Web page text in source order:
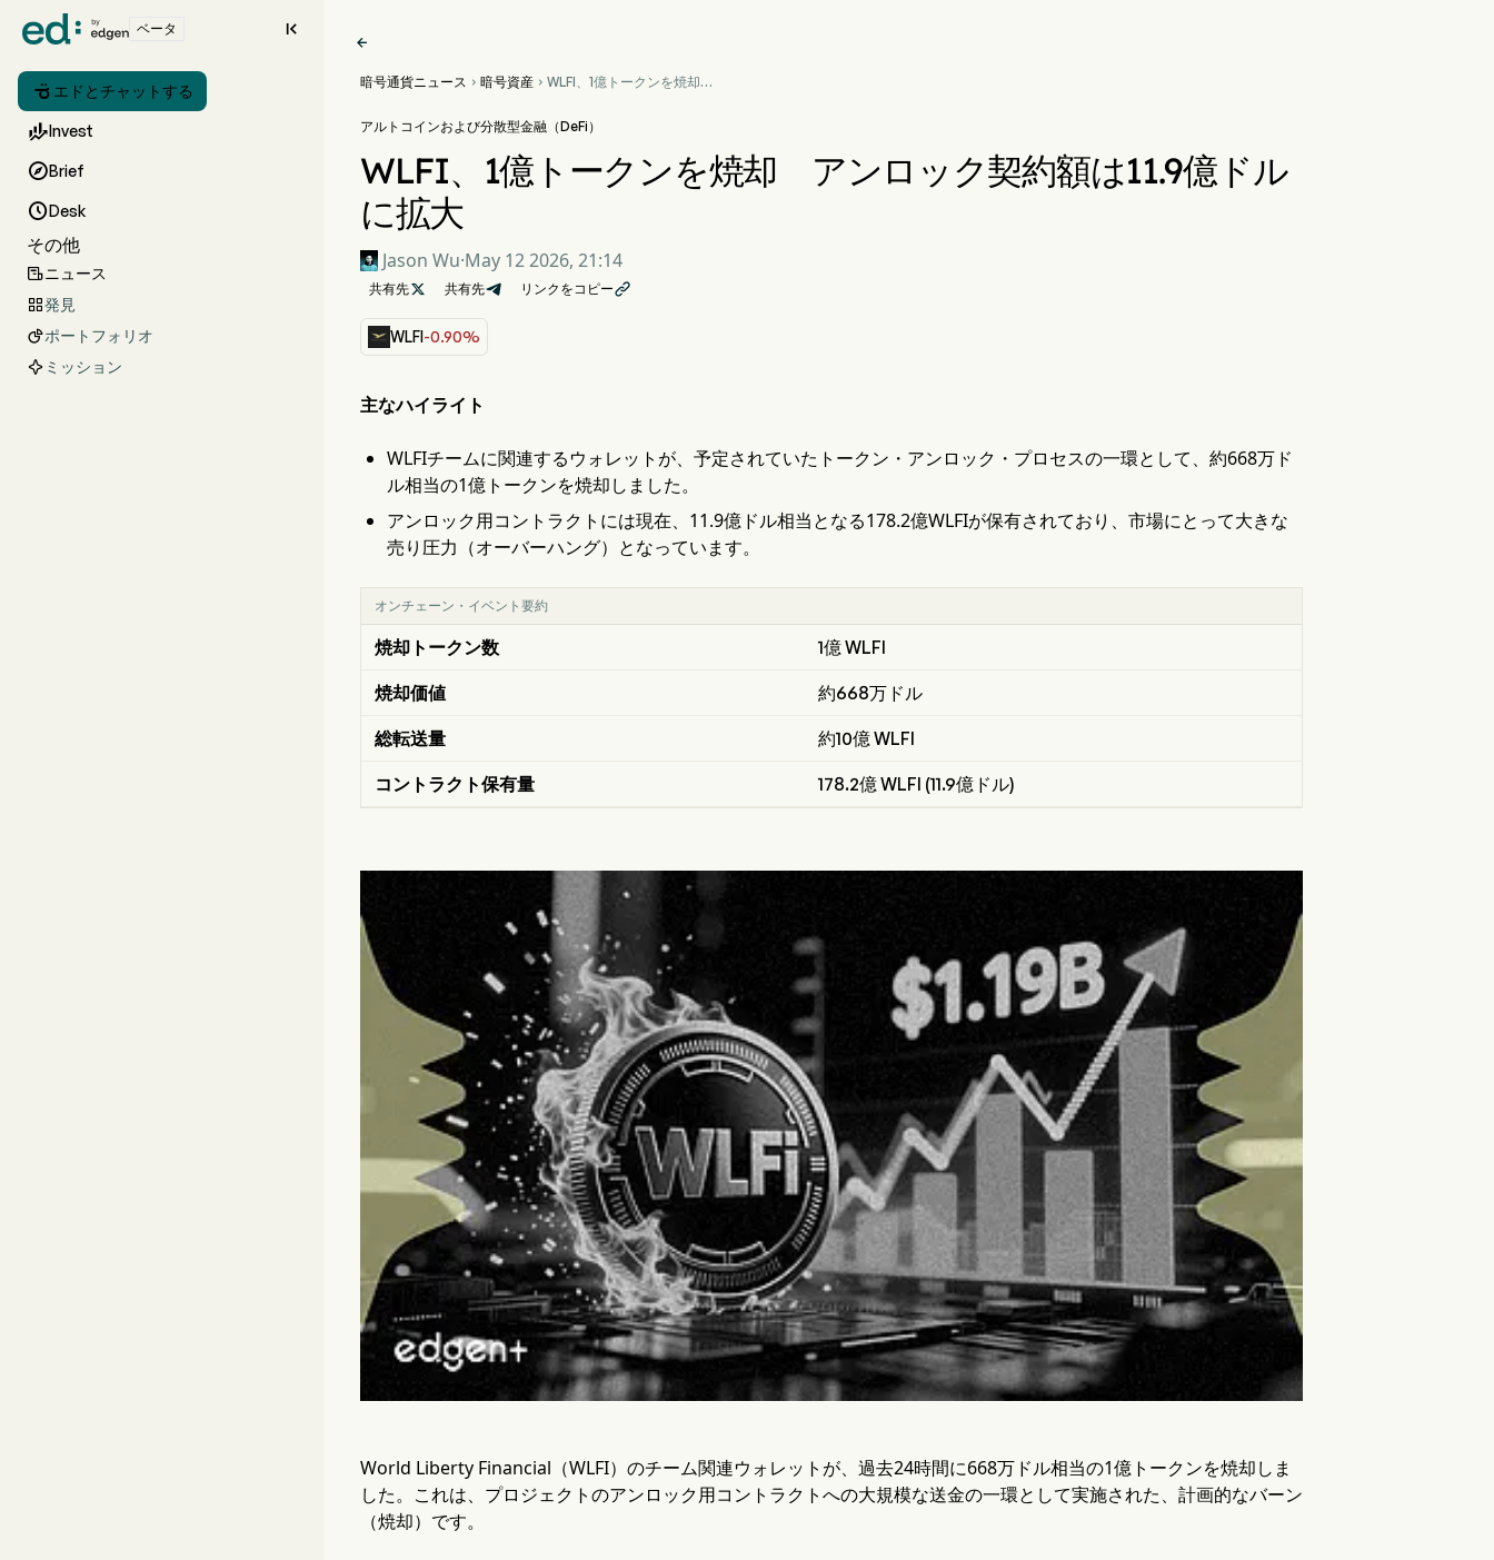
ベータ 
 エドとチャットする
Invest
Brief
Desk
その他
ニュース
発見
ポートフォリオ
ミッション

暗号通貨ニュース  暗号資産  WLFI、1億トークンを焼却
ルに拡大
アルトコインおよび分散型金融（DeFi）
WLFI、1億トークンを焼却 アンロック契約額は11.9億ドル
に拡大
Jason Wu·May 12 2026, 21:14
共有先 共有先 リンクをコピー
WLFI-0.90%
主なハイライト
WLFIチームに関連するウォレットが、予定されていたトークン・アンロック・プロセスの一環として、約668万ド
ル相当の1億トークンを焼却しました。
アンロック用コントラクトには現在、11.9億ドル相当となる178.2億WLFIが保有されており、市場にとって大きな
売り圧力（オーバーハング）となっています。
オンチェーン・イベント要約
焼却トークン数 1億 WLFI
焼却価値 約668万ドル
総転送量 約10億 WLFI
コントラクト保有量 178.2億 WLFI (11.9億ドル)
World Liberty Financial（WLFI）のチーム関連ウォレットが、過去24時間に668万ドル相当の1億トークンを焼却しま
した。これは、プロジェクトのアンロック用コントラクトへの大規模な送金の一環として実施された、計画的なバーン
（焼却）です。